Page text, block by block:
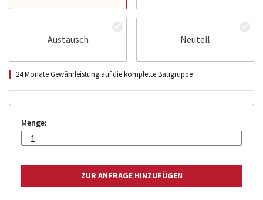
Austausch Neuteil
24 Monate Gewährleistung auf die komplette Baugruppe
Menge: